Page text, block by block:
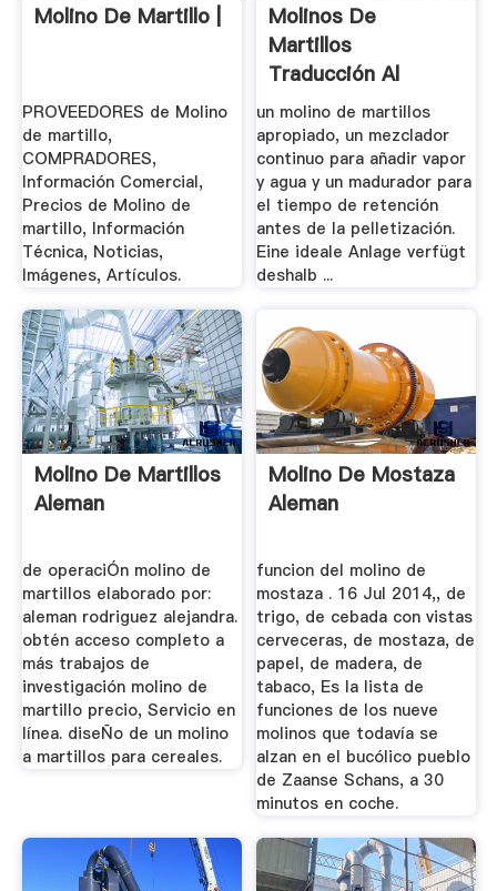
Molino De Martillo |
PROVEEDORES de Molino
de martillo,
COMPRADORES,
Información Comercial,
Precios de Molino de
martillo, Información
Técnica, Noticias,
Imágenes, Artículos.
Molinos De
Martillos
Traducción Al
Alemán – Linguee
un molino de martillos
apropiado, un mezclador
continuo para añadir vapor
y agua y un madurador para
el tiempo de retención
antes de la pelletización.
Eine ideale Anlage verfügt
deshalb ...
Molino De Martillos
Aleman
de operaciÓn molino de
martillos elaborado por:
aleman rodriguez alejandra.
obtén acceso completo a
más trabajos de
investigación molino de
martillo precio, Servicio en
línea. diseÑo de un molino
a martillos para cereales.
Molino De Mostaza
Aleman
funcion del molino de
mostaza . 16 Jul 2014,, de
trigo, de cebada con vistas
cerveceras, de mostaza, de
papel, de madera, de
tabaco, Es la lista de
funciones de los nueve
molinos que todavía se
alzan en el bucólico pueblo
de Zaanse Schans, a 30
minutos en coche.